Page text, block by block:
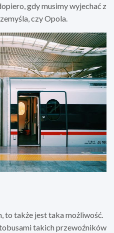
gdy musimy wyjechać z
czy Opola.
to także jest taka możliwość.
takich przewoźników